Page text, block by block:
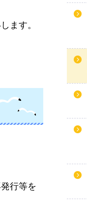
ます。
行等を